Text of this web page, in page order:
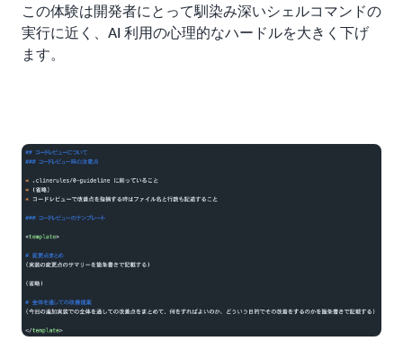
この体験は開発者にとって馴染み深いシェルコマンドの
実行に近く、AI 利用の心理的なハードルを大きく下げ
ます。